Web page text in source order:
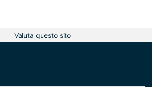
Valuta questo sito